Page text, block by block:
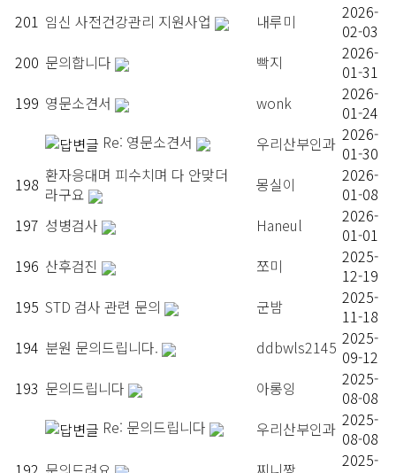
201 임신 사전건강관리 지원사업 내루미
2026-
02-03
200 문의합니다 빡지
2026-
01-31
199 영문소견서 wonk
2026-
01-24
Re: 영문소견서
우리산부인과 2026-
01-30
198 환자응대며 피수치며 다 안맞더
라구요
몽실이
2026-
01-08
197 성병검사 Haneul
2026-
01-01
196 산후검진 쪼미
2025-
12-19
195 STD 검사 관련 문의 군밤
2025-
11-18
194 분원 문의드립니다. ddbwls2145 2025-
09-12
193 문의드립니다 아롱잉
2025-
08-08
Re: 문의드립니다
우리산부인과 2025-
08-08
2025-